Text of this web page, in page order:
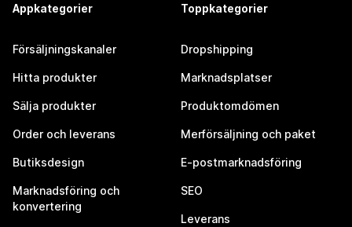
Appkategorier
Försäljningskanaler
Hitta produkter
Sälja produkter
Order och leverans
Butiksdesign
Marknadsföring och
konvertering
Toppkategorier
Dropshipping
Marknadsplatser
Produktomdömen
Merförsäljning och paket
E-postmarknadsföring
SEO
Leverans